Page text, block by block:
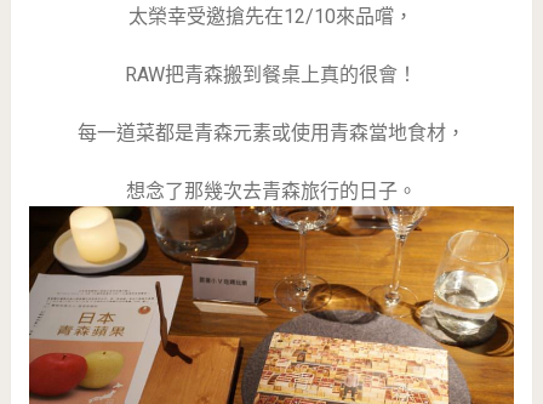
太榮幸受邀搶先在12/10來品嚐，
RAW把青森搬到餐桌上真的很會！
每一道菜都是青森元素或使用青森當地食材，
想念了那幾次去青森旅行的日子。